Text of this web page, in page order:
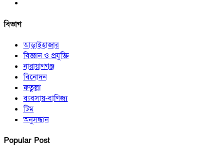
বিভাগ
আড়াইহাজার
বিজ্ঞান ও প্রযুক্তি
নারায়াণগঞ্জ
বিনোদন
ফতুল্লা
ব্যবসায়-বাণিজ্য
টিম
অনুসন্ধান
Popular Post